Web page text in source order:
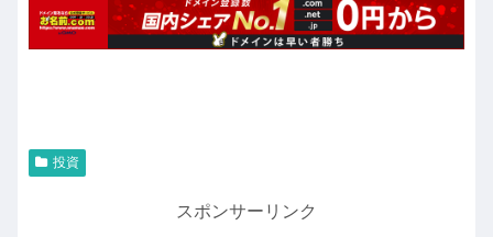
投資
スポンサーリンク